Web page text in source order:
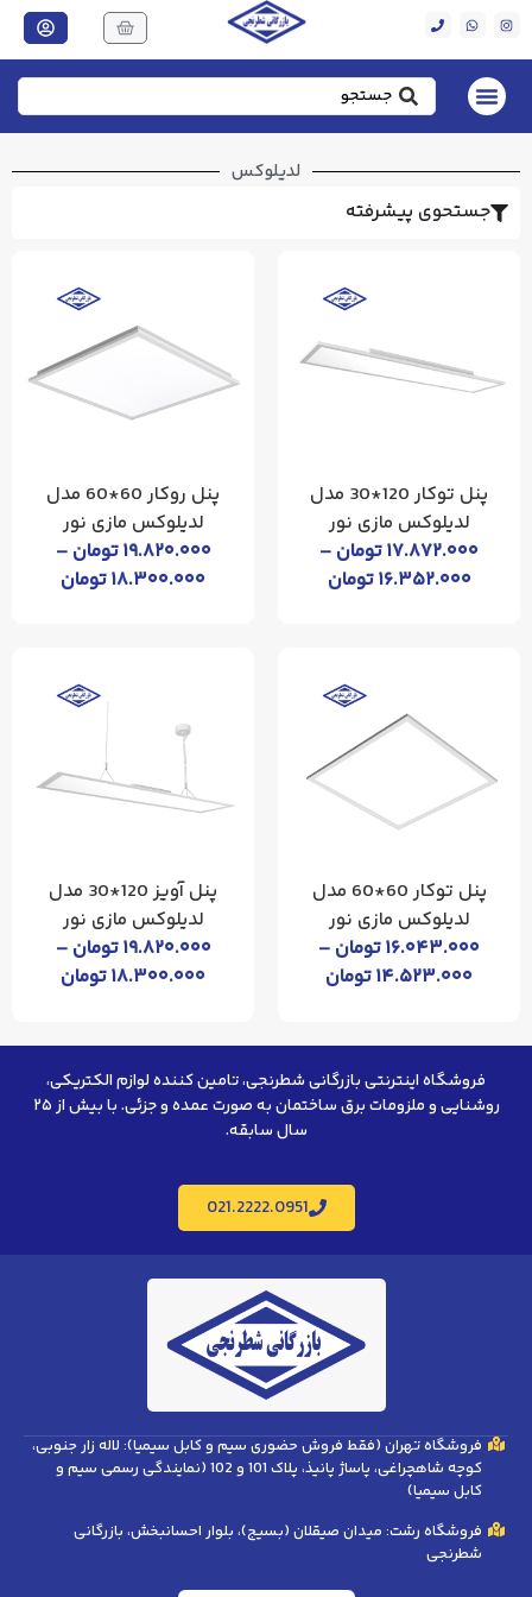
لدیلوکس
جستحوی پیشرفته
پنل توکار 120*30 مدل
لدیلوکس مازی نور
۱۷.۸۷۲.۰۰۰تومان –
۱۶.۳۵۲.۰۰۰تومان
پنل روکار 60*60 مدل
لدیلوکس مازی نور
۱۹.۸۲۰.۰۰۰تومان –
۱۸.۳۰۰.۰۰۰تومان
پنل توکار 60*60 مدل
لدیلوکس مازی نور
۱۶.۰۴۳.۰۰۰تومان –
۱۴.۵۲۳.۰۰۰تومان
پنل آویز 120*30 مدل
لدیلوکس مازی نور
۱۹.۸۲۰.۰۰۰تومان –
۱۸.۳۰۰.۰۰۰تومان
فروشگاه اینترنتی بازرگانی شطرنجی، تامین کننده لوازم الکتریکی،
روشنایی و ملزومات برق ساختمان به صورت عمده و جزئی. با بیش از ۲۵
سال سابقه.
021.2222.0951
فروشگاه تهران (فقط فروش حضوری سیم و کابل سیمیا): لاله زار جنوبی،
کوچه شاهچراغی، پاساژ پانیذ، پلاک 101 و 102 (نمایندگی رسمی سیم و
کابل سیمیا)
فروشگاه رشت: میدان صیقلان (بسیج)، بلوار احسانبخش، بازرگانی
شطرنجی